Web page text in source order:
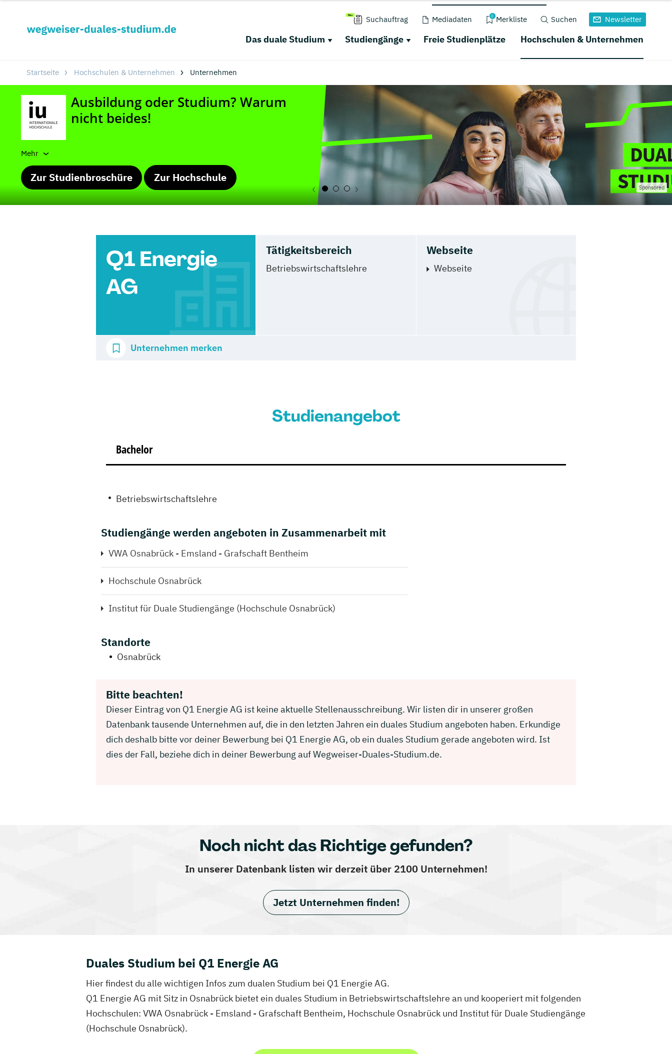
Suchauftrag Mediadaten 0 Merkliste Suchen Newsletter
Das duale Studium Studiengänge Freie Studienplätze Hochschulen & Unternehmen
Startseite Hochschulen & Unternehmen Unternehmen
Mehr
Zur Studienbroschüre Zur Hochschule
Sponsored
Q1 Energie
AG
Tätigkeitsbereich
Betriebswirtschaftslehre
Webseite
Webseite
Unternehmen merken
Studienangebot
Bachelor
Betriebswirtschaftslehre
Studiengänge werden angeboten in Zusammenarbeit mit
VWA Osnabrück - Emsland - Grafschaft Bentheim
Hochschule Osnabrück
Institut für Duale Studiengänge (Hochschule Osnabrück)
Standorte
Osnabrück
Bitte beachten!
Dieser Eintrag von Q1 Energie AG ist keine aktuelle Stellenausschreibung. Wir listen dir in unserer großen
Datenbank tausende Unternehmen auf, die in den letzten Jahren ein duales Studium angeboten haben. Erkundige
dich deshalb bitte vor deiner Bewerbung bei Q1 Energie AG, ob ein duales Studium gerade angeboten wird. Ist
dies der Fall, beziehe dich in deiner Bewerbung auf Wegweiser-Duales-Studium.de.
Noch nicht das Richtige gefunden?
In unserer Datenbank listen wir derzeit über 2100 Unternehmen!
Jetzt Unternehmen finden!
Duales Studium bei Q1 Energie AG
Hier findest du alle wichtigen Infos zum dualen Studium bei Q1 Energie AG.
Q1 Energie AG mit Sitz in Osnabrück bietet ein duales Studium in Betriebswirtschaftslehre an und kooperiert mit folgenden
Hochschulen: VWA Osnabrück - Emsland - Grafschaft Bentheim, Hochschule Osnabrück und Institut für Duale Studiengänge
(Hochschule Osnabrück).